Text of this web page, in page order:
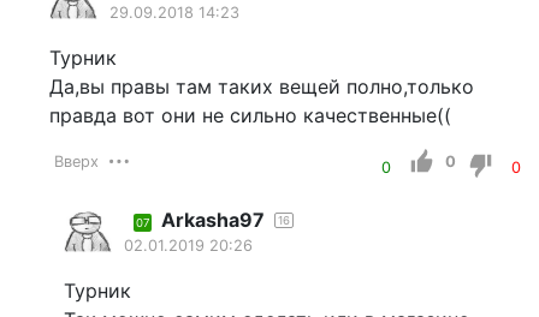
29.09.2018 14:23
Турник
Да,вы правы там таких вещей полно,только
правда вот они не сильно качественные((
Вверх 0 0 0
07 Arkasha97 16
02.01.2019 20:26
Турник